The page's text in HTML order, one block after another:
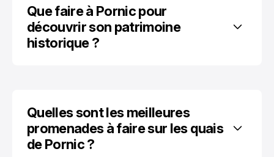
Que faire à Pornic pour
découvrir son patrimoine
historique ?
Quelles sont les meilleures
promenades à faire sur les quais
de Pornic ?